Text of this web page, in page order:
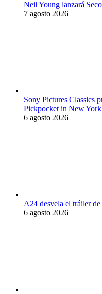
Neil Young lanzará
7 agosto 2026
Sony Pictures Classics
Pickpocket in New York
6 agosto 2026
A24 desvela el tráiler
6 agosto 2026